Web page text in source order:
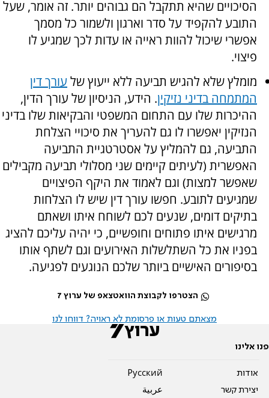
הסיכויים שהיא תתקבל הם גבוהים יותר. זה אומר, שעל
התובע להקפיד על סדר וארגון ולשמור כל מסמך
אפשרי שיכול להוות ראייה או עדות לכך שמגיע לו
פיצוי.
מומלץ שלא להגיש תביעה ללא ייעוץ של עורך דין
המתמחה בדיני נזיקין. הידע, הניסיון של עורך הדין,
ההיכרות שלו עם התחום המשפטי והבקיאות שלו בדיני
הנזיקין יאפשרו לו גם להעריך את סיכויי הצלחת
התביעה, גם להמליץ על אסטרטגיית התביעה
האפשרית (לעיתים קיימים שני מסלולי תביעה מקבילים
שאפשר למצות) וגם לאמוד את היקף הפיצויים
שמגיעים לתובע. חפשו עורך דין שיש לו הצלחות
בתיקים דומים, שנעים לכם לשוחח איתו ושאתם
מרגישים איתו פתוחים וחופשיים, כי יהיה עליכם להציג
בפניו את כל השתלשלות האירועים וגם לשתף אותו
בסיפורים האישיים ביותר שלכם הנוגעים לפגיעה.
הצטרפו לקבוצת הוואטצאפ של ערוץ 7
מצאתם טעות או פרסומת לא ראויה? דווחו לנו
פנו אלינו
אודות
יצירת קשר
Pусский
عربية